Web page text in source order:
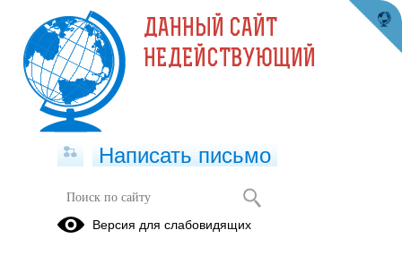
Чурсов Петя
ДАННЫЙ САЙТ
НЕДЕЙСТВУЮЩИЙ
Написать письмо
Версия для слабовидящих